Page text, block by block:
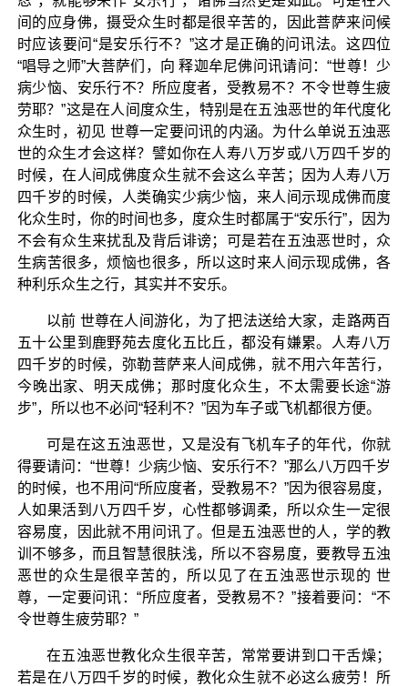
间的应身佛，摄受众生时都是很辛苦的，因此菩萨来问候
时应该要问“是安乐行不？”这才是正确的问讯法。这四位
“唱导之师”大菩萨们，向 释迦牟尼佛问讯请问：“世尊！少
病少恼、安乐行不？所应度者，受教易不？不令世尊生疲
劳耶？”这是在人间度众生，特别是在五浊恶世的年代度化
众生时，初见 世尊一定要问讯的内涵。为什么单说五浊恶
世的众生才会这样？譬如你在人寿八万岁或八万四千岁的
时候，在人间成佛度众生就不会这么辛苦；因为人寿八万
四千岁的时候，人类确实少病少恼，来人间示现成佛而度
化众生时，你的时间也多，度众生时都属于“安乐行”，因为
不会有众生来扰乱及背后诽谤；可是若在五浊恶世时，众
生病苦很多，烦恼也很多，所以这时来人间示现成佛，各
种利乐众生之行，其实并不安乐。
以前 世尊在人间游化，为了把法送给大家，走路两百
五十公里到鹿野苑去度化五比丘，都没有嫌累。人寿八万
四千岁的时候，弥勒菩萨来人间成佛，就不用六年苦行，
今晚出家、明天成佛；那时度化众生，不太需要长途“游
步”，所以也不必问“轻利不？”因为车子或飞机都很方便。
可是在这五浊恶世，又是没有飞机车子的年代，你就
得要请问：“世尊！少病少恼、安乐行不？”那么八万四千岁
的时候，也不用问“所应度者，受教易不？”因为很容易度，
人如果活到八万四千岁，心性都够调柔，所以众生一定很
容易度，因此就不用问讯了。但是五浊恶世的人，学的教
训不够多，而且智慧很肤浅，所以不容易度，要教导五浊
恶世的众生是很辛苦的，所以见了在五浊恶世示现的 世
尊，一定要问讯：“所应度者，受教易不？”接着要问：“不
令世尊生疲劳耶？”
在五浊恶世教化众生很辛苦，常常要讲到口干舌燥；
若是在八万四千岁的时候，教化众生就不必这么疲劳！所